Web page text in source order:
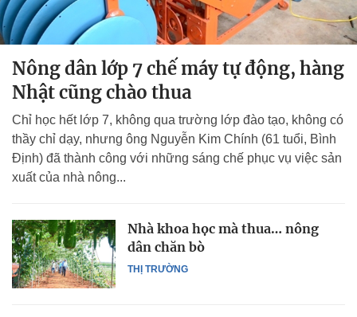
Nông dân lớp 7 chế máy tự động, hàng
Nhật cũng chào thua
Chỉ học hết lớp 7, không qua trường lớp đào tạo, không có
thầy chỉ dạy, nhưng ông Nguyễn Kim Chính (61 tuổi, Bình
Định) đã thành công với những sáng chế phục vụ việc sản
xuất của nhà nông...
THỊ TRƯỜNG
Nhà khoa học mà thua… nông
dân chăn bò